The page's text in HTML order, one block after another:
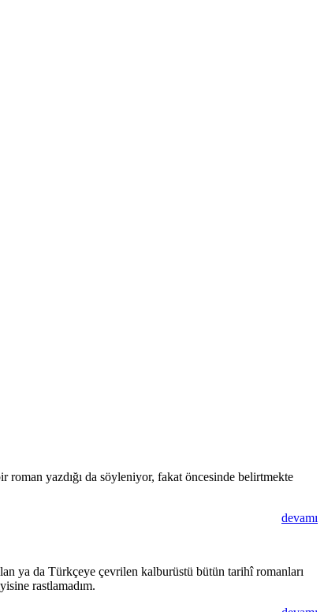
yazdığı da söyleniyor, fakat öncesinde belirtmekte
devamı
ya da Türkçeye çevrilen kalburüstü bütün tarihî romanları
rastlamadım.